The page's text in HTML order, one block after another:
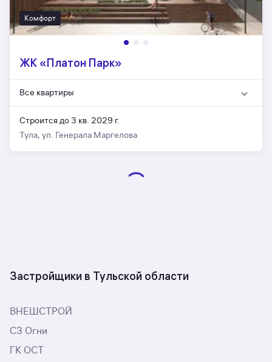
Комфорт
ЖК «Платон Парк»
Все квартиры
Строится до 3 кв. 2029 г.
Тула, ул. Генерала Маргелова
Застройщики в Тульской области
ВНЕШСТРОЙ
СЗ Огни
ГК ОСТ